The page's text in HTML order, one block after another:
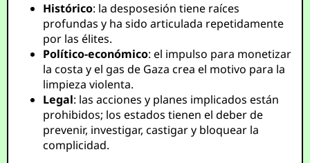
Histórico: la desposesión tiene raíces
profundas y ha sido articulada repetidamente
por las élites.
Político-económico: el impulso para monetizar
la costa y el gas de Gaza crea el motivo para la
limpieza violenta.
Legal: las acciones y planes implicados están
prohibidos; los estados tienen el deber de
prevenir, investigar, castigar y bloquear la
complicidad.